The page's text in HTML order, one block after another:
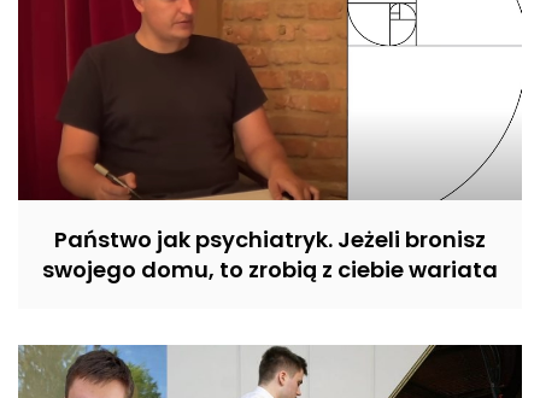
Państwo jak psychiatryk. Jeżeli bronisz
swojego domu, to zrobią z ciebie wariata